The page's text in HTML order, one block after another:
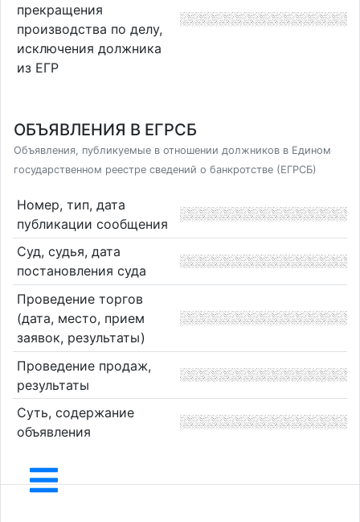
прекращения
производства по делу,
исключения должника
из ЕГР
ОБЪЯВЛЕНИЯ В ЕГРСБ
Объявления, публикуемые в отношении должников в Едином
государственном реестре сведений о банкротстве (ЕГРСБ)
Номер, тип, дата
публикации сообщения
Суд, судья, дата
постановления суда
Проведение торгов
(дата, место, прием
заявок, результаты)
Проведение продаж,
результаты
Суть, содержание
объявления